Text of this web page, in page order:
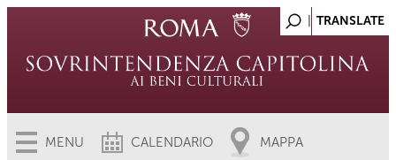
MENU CALENDARIO MAPPA